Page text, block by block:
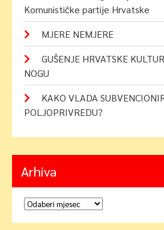
Komunističke partije Hrvatske
MJERE NEMJERE
GUŠENJE HRVATSKE
NOGU
KAKO VLADA
POLJOPRIVREDU?
Arhiva
Arhiva